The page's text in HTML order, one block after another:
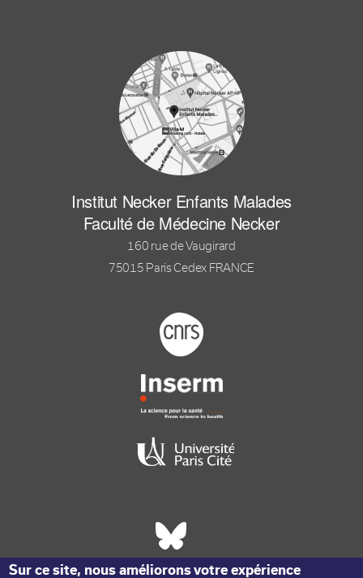
Institut Necker Enfants Malades
Faculté de Médecine Necker
160 rue de Vaugirard
75015 Paris Cedex FRANCE
Footer logo tutelles
Réseaux sociaux footer
Sur ce site, nous améliorons votre expérience